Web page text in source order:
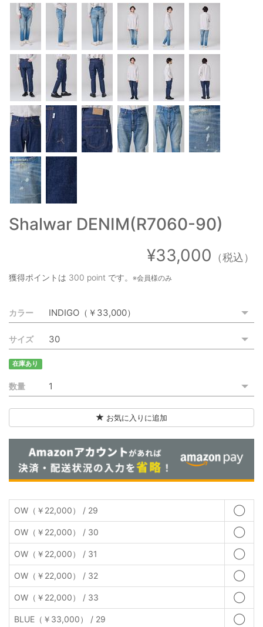
OUTLET : アウトレット
MENS : メンズ
LADIES : レディース
新規会員登録
お買い物カゴ
ご利用ガイド
特定商取引法に基づく表記
ご利用規約
Shalwar DENIM(R7060-90)
¥33,000 （税込）
獲得ポイントは 300 point です。 ※会員様のみ
カラー
サイズ
在庫あり
数量
お気に入りに追加
OW（￥22,000） / 29 ◯
OW（￥22,000） / 30 ◯
OW（￥22,000） / 31 ◯
OW（￥22,000） / 32 ◯
OW（￥22,000） / 33 ◯
BLUE（￥33,000） / 29 ◯